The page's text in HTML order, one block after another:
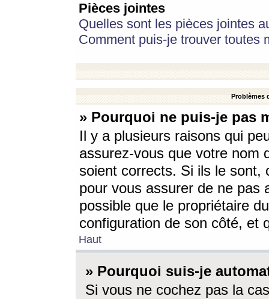
Pièces jointes
Quelles sont les pièces jointes
Comment puis-je trouver toutes
Problèmes
» Pourquoi ne puis-je pas
Il y a plusieurs raisons qui
assurez-vous que votre nom
soient corrects. Si ils le sont,
pour vous assurer de ne pas
possible que le propriétaire
configuration de son côté, et
Haut
» Pourquoi suis-je
Si vous ne cochez pas la